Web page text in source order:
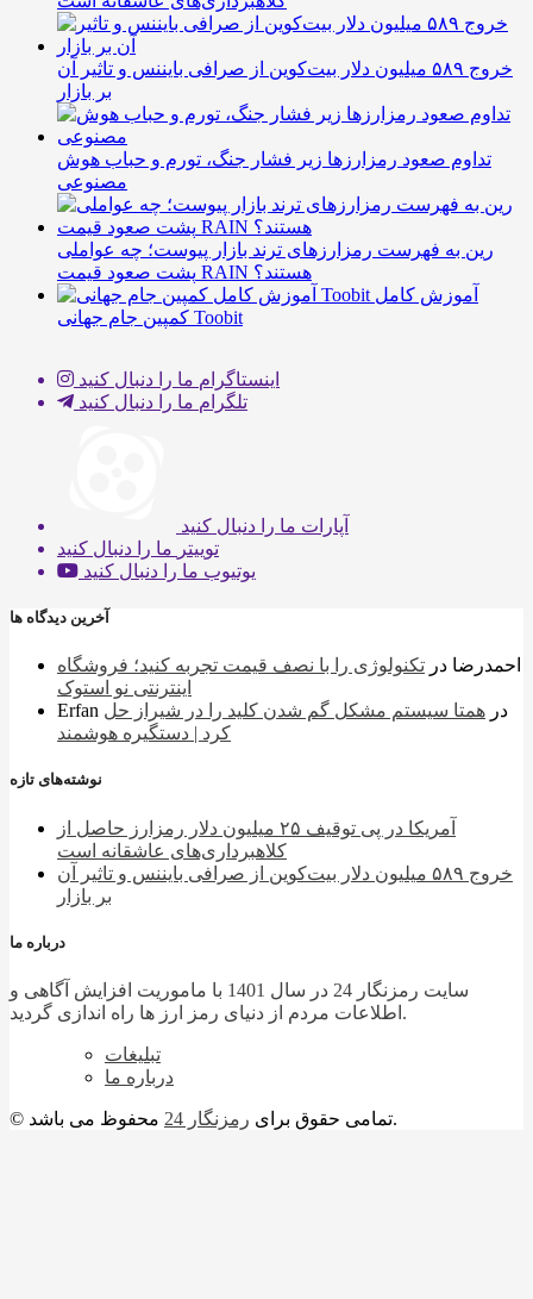
خروج ۵۸۹ میلیون دلار بیت‌کوین از صرافی بایننس و تاثیر آن
بر بازار
تداوم صعود رمزارزها زیر فشار جنگ، تورم و حباب هوش
مصنوعی
رین به فهرست رمزارزهای ترند بازار پیوست؛ چه عواملی
پشت صعود قیمت RAIN هستند؟
آموزش کامل
کمپین جام جهانی Toobit
اینستاگرام ما را دنبال کنید
تلگرام ما را دنبال کنید
آپارات ما را دنبال کنید
توییتر ما را دنبال کنید
یوتیوب ما را دنبال کنید
آخرین دیدگاه ها
احمدرضا در تکنولوژی را با نصف قیمت تجربه کنید؛ فروشگاه
اینترنتی نو استوک
Erfan
در همتا سیستم مشکل گم شدن کلید را در شیراز حل
کرد | دستگیره هوشمند
نوشته‌های تازه
آمریکا در پی توقیف ۲۵ میلیون دلار رمزارز حاصل از
کلاهبرداری‌های عاشقانه است
خروج ۵۸۹ میلیون دلار بیت‌کوین از صرافی بایننس و تاثیر آن
بر بازار
درباره ما
سایت رمزنگار 24 در سال 1401 با ماموریت افزایش آگاهی و
اطلاعات مردم از دنیای رمز ارز ها راه اندازی گردید.
تبلیغات
درباره ما
© تمامی حقوق برای رمزنگار 24 محفوظ می باشد.